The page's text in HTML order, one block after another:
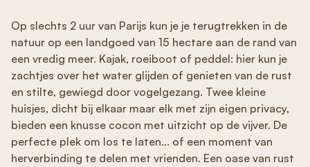
Op slechts 2 uur van Parijs kun je je terugtrekken in de
natuur op een landgoed van 15 hectare aan de rand van
een vredig meer. Kajak, roeiboot of peddel: hier kun je
zachtjes over het water glijden of genieten van de rust
en stilte, gewiegd door vogelgezang. Twee kleine
huisjes, dicht bij elkaar maar elk met zijn eigen privacy,
bieden een knusse cocon met uitzicht op de vijver. De
perfecte plek om los te laten... of een moment van
herverbinding te delen met vrienden. Een oase van rust